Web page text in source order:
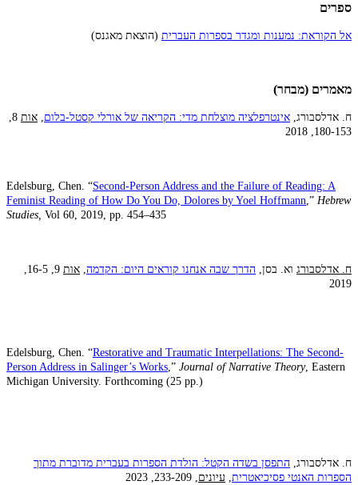
ספרים
אל הקוראת: נמענות ומגדר בספרות העברית (הוצאת מאגנס)
מאמרים (מבחר)
ח. אדלסבורג, אינטרפלציה מוצלחת מדי: הקריאה של אורלי קסטל-בלום, אות
8,
180-153, 2018
Edelsburg, Chen. “Second-Person Address and the Failure of Reading: A
Feminist Reading of How Do You Do, Dolores by Yoel Hoffmann,” Hebrew
Studies, Vol 60, 2019, pp. 454–435
ח. אדלסבורג וא. בסן, הדרך שבה אנחנו קוראים היום: הקדמה, אות
9, 16-5,
2019
Edelsburg, Chen. “Restorative and Traumatic Interpellations: The Second-
Person Address in Salinger’s Works,” Journal of Narrative Theory, Eastern
Michigan University. Forthcoming (25 pp.)
ח. אדלסבורג, התפסן בשדה הקטל: הולדת הספרות בעברית מדוברת מתוך
הספרות האנטי פסיכיאטרית, עיונים, 233-209, 2023